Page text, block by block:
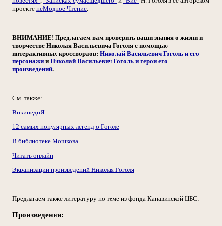
проекте неМодное Чтение.
ВНИМАНИЕ! Предлагаем вам проверить ваши знания о жизни и
творчестве Николая Васильевича Гоголя с помощью
интерактивных кроссвордов: Николай Васильевич Гоголь и его
персонажи и Николай Васильевич Гоголь и герои его
произведений.
См. также:
ВикипедиЯ
12 самых популярных легенд о Гоголе
В библиотеке Мошкова
Читать онлайн
Экранизации произведений Николая Гоголя
Предлагаем также литературу по теме из фонда Канавинской ЦБС:
Произведения: